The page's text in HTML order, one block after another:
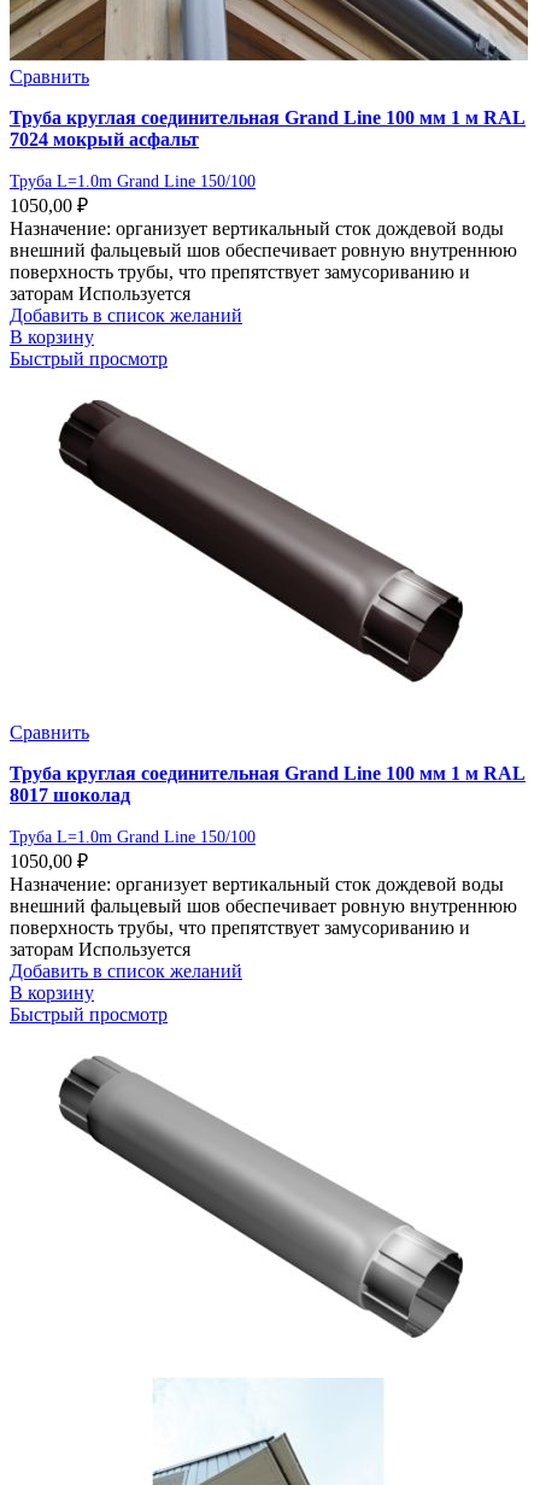
Сравнить
Труба круглая соединительная Grand Line 100 мм 1 м RAL
7024 мокрый асфальт
Труба L=1.0m Grand Line 150/100
1050,00 ₽
Назначение: организует вертикальный сток дождевой воды
внешний фальцевый шов обеспечивает ровную внутреннюю
поверхность трубы, что препятствует замусориванию и
заторам Используется
Добавить в список желаний
В корзину
Быстрый просмотр
Сравнить
Труба круглая соединительная Grand Line 100 мм 1 м RAL
8017 шоколад
Труба L=1.0m Grand Line 150/100
1050,00 ₽
Назначение: организует вертикальный сток дождевой воды
внешний фальцевый шов обеспечивает ровную внутреннюю
поверхность трубы, что препятствует замусориванию и
заторам Используется
Добавить в список желаний
В корзину
Быстрый просмотр